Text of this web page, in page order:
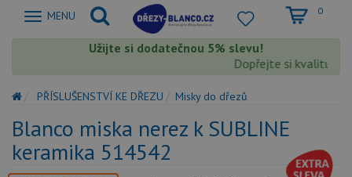
Zobrazit
MENU 0
Užijte si dodatečnou 5% slevu!
Dopřejte si kvalitu
PŘÍSLUŠENSTVÍ KE DŘEZU Misky do dřezů
Blanco miska nerez k SUBLINE
keramika 514542